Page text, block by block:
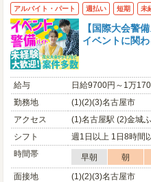
アルバイト・パート 週払い 短期 未
【国際大会警
イベントに関
給与
日給9700円～1万
勤務地
(1)(2)(3)名古屋市
アクセス
(1)名古屋駅 (2)金城
シフト
週1日以上 1日8時間
時間帯
早朝 朝
面接地
(1)(2)(3)名古屋市